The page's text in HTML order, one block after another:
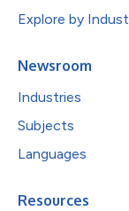
Explore by
Newsroom
Industries
Subjects
Languages
Resources